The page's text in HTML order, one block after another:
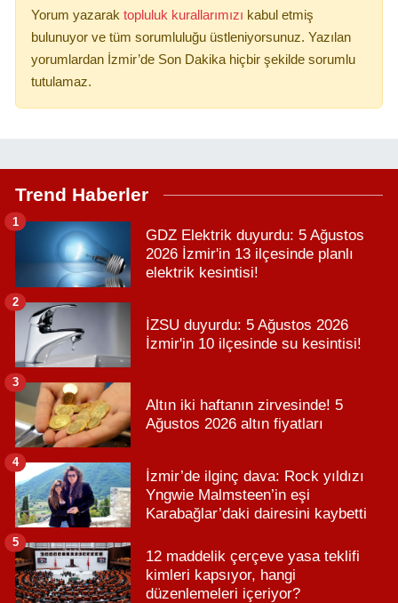
Yorum yazarak topluluk kurallarımızı kabul etmiş
bulunuyor ve tüm sorumluluğu üstleniyorsunuz. Yazılan
yorumlardan İzmir’de Son Dakika hiçbir şekilde sorumlu
tutulamaz.
Trend Haberler
GDZ Elektrik duyurdu: 5 Ağustos
2026 İzmir'in 13 ilçesinde planlı
elektrik kesintisi!
1
İZSU duyurdu: 5 Ağustos 2026
İzmir'in 10 ilçesinde su kesintisi!
2
Altın iki haftanın zirvesinde! 5
Ağustos 2026 altın fiyatları
3
İzmir’de ilginç dava: Rock yıldızı
Yngwie Malmsteen’in eşi
Karabağlar’daki dairesini kaybetti
4
12 maddelik çerçeve yasa teklifi
kimleri kapsıyor, hangi
düzenlemeleri içeriyor?
5